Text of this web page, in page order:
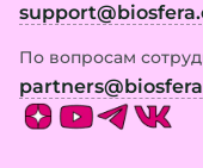
По вопросам